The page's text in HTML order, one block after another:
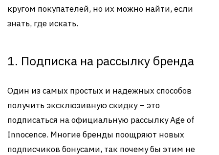
кругом покупателей, но их можно найти, если
знать, где искать.
1. Подписка на рассылку бренда
Один из самых простых и надежных способов
получить эксклюзивную скидку – это
подписаться на официальную рассылку Age of
Innocence. Многие бренды поощряют новых
подписчиков бонусами, так почему бы этим не